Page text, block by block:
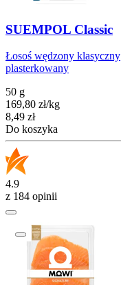
SUEMPOL Classic
Łosoś wędzony klasyczny
plasterkowany
50 g
169,80 zł/kg
Cena
8,49 zł
Do koszyka
4.9
z 184 opinii